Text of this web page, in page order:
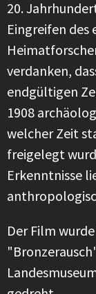
20.
Eingreifen des
verdanken,
endgültigen
1908
welcher Zeit
freigelegt
Erkenntnisse
Der Film